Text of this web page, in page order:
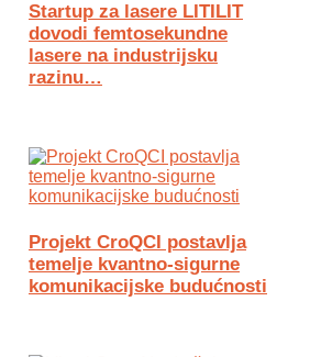
Startup za lasere LITILIT
dovodi femtosekundne
lasere na industrijsku
razinu…
Projekt CroQCI postavlja
temelje kvantno-sigurne
komunikacijske budućnosti